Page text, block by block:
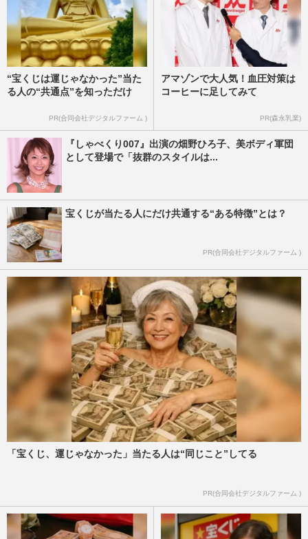
“宝くじは運じゃなかった”当た
る人の“共通点”を知っただけ
PR(合同会社デジタルファーム )
アマゾンで大人気！血圧対策は
コーヒーに足してみて
PR(森永乳業)
『しゃべくり007』出演の畑野ひろ子、美ボディ軍団
として登場で「抜群のスタイルは...
宝くじが当たる人にだけ共通する“ある特徴”とは？
PR(合同会社デジタルファーム )
「宝くじ、運じゃなかった」当たる人は“同じこと”してる
PR(合同会社デジタルファーム )